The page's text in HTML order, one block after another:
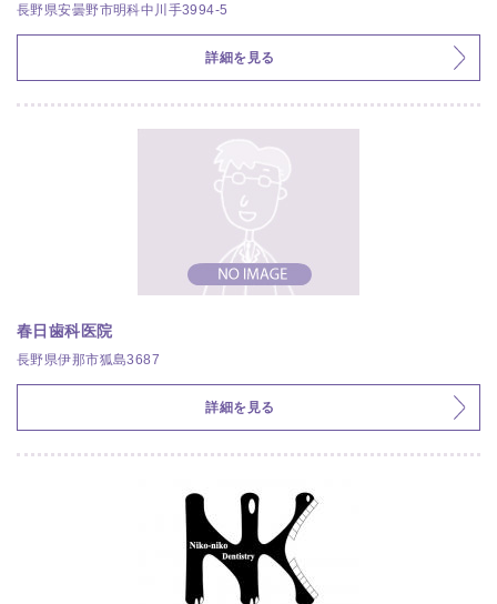
長野県安曇野市明科中川手3994-5
詳細を見る
春日歯科医院
長野県伊那市狐島3687
詳細を見る